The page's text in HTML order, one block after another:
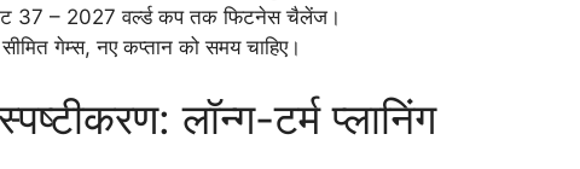
37 – 2027 वर्ल्ड कप तक फिटनेस चैलेंज।
गेम्स, नए कप्तान को समय चाहिए।
लॉन्ग-टर्म प्लानिंग